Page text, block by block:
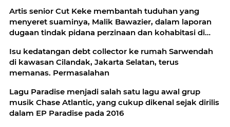
Artis senior Cut Keke membantah tuduhan yang
menyeret suaminya, Malik Bawazier, dalam laporan
dugaan tindak pidana perzinaan dan kohabitasi di
Isu kedatangan debt collector ke rumah Sarwendah
di kawasan Cilandak, Jakarta Selatan, terus
memanas. Permasalahan
Lagu Paradise menjadi salah satu lagu awal grup
musik Chase Atlantic, yang cukup dikenal sejak dirilis
dalam EP Paradise pada 2016